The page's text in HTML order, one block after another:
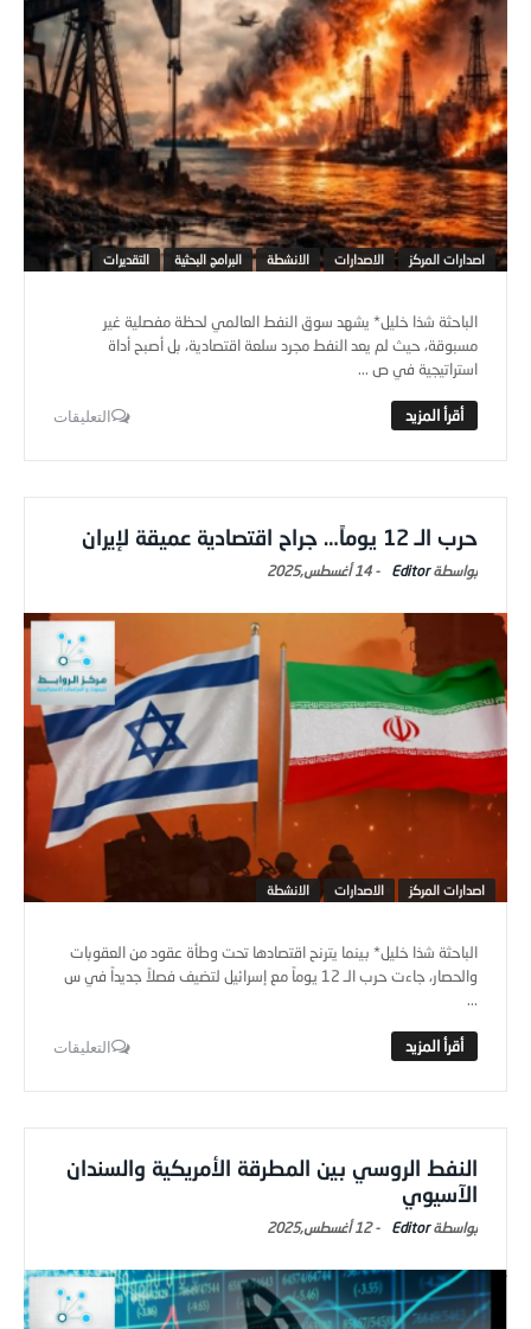
اصدارات المركز الاصدارات الانشطة البرامج البحثية التقديرات
الباحثة شذا خليل* يشهد سوق النفط العالمي لحظة مفصلية غير
مسبوقة، حيث لم يعد النفط مجرد سلعة اقتصادية، بل أصبح أداة
استراتيجية في ص ...
التعليقات
حرب الـ 12 يوماً… جراح اقتصادية عميقة لإيران
Editor
-14 أغسطس,2025
اصدارات المركز الاصدارات الانشطة
الباحثة شذا خليل* بينما يترنح اقتصادها تحت وطأة عقود من العقوبات
والحصار، جاءت حرب الـ 12 يوماً مع إسرائيل لتضيف فصلاً جديداً في س
...
التعليقات
النفط الروسي بين المطرقة الأمريكية والسندان
الآسيوي
Editor
-12 أغسطس,2025